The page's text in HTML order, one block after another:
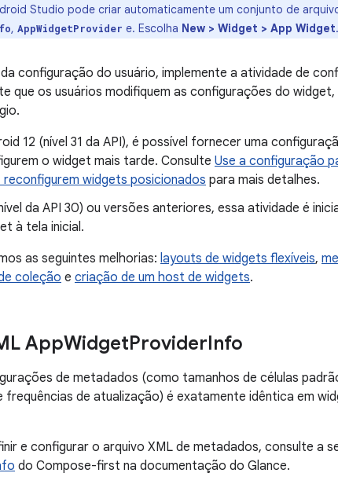
Studio pode criar automaticamente um conjunto de
, AppWidgetProvider e. Escolha New > Widget > App Widget.
configuração do usuário, implemente a atividade de
que os usuários modifiquem as configurações do
12 (nível 31 da API), é possível fornecer uma
o widget mais tarde. Consulte Use a configuração
reconfigurem widgets posicionados para mais detalhes.
da API 30) ou versões anteriores, essa atividade é
à tela inicial.
as seguintes melhorias: layouts de widgets flexíveis,
coleção e criação de um host de widgets.
AppWidgetProviderInfo
de metadados (como tamanhos de células
frequências de atualização) é exatamente idêntica em
e configurar o arquivo XML de metadados, consulte a
do Compose-first na documentação do Glance.